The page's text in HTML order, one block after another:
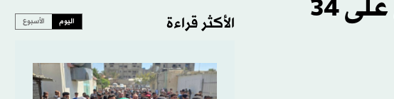
إسرائيل تفتح «الأقصى» بعد إغلاقه 40 يوماً... وتوافق على 34
الأكثر قراءة اليوم الأسبوع